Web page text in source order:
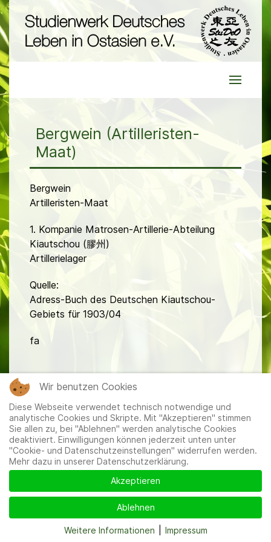
Bergwein (Artilleristen-
Maat)
Bergwein
Artilleristen-Maat
1. Kompanie Matrosen-Artillerie-Abteilung
Kiautschou (膠州)
Artillerielager
Quelle:
Adress-Buch des Deutschen Kiautschou-
Gebiets für 1903/04
fa
Mitglieder|Impressum|Datenschutzerklärung |Cookie-
und Datenschutzeinstellungen
Wir benutzen Cookies
Diese Webseite verwendet technisch notwendige und
analytische Cookies und Skripte. Mit "Akzeptieren" stimmen
Sie allen zu, bei "Ablehnen" werden analytische Cookies
deaktiviert. Einwilligungen können jederzeit unten unter
"Cookie- und Datenschutzeinstellungen" widerrufen werden.
Mehr dazu in unserer Datenschutzerklärung.
Akzeptieren
Ablehnen
Weitere Informationen Impressum